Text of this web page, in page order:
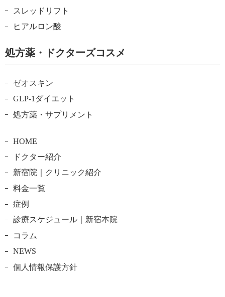
スレッドリフト
ヒアルロン酸
処方薬・ドクターズコスメ
ゼオスキン
GLP-1ダイエット
処方薬・サプリメント
HOME
ドクター紹介
新宿院｜クリニック紹介
料金一覧
症例
診療スケジュール｜新宿本院
コラム
NEWS
個人情報保護方針